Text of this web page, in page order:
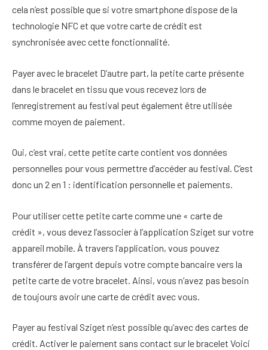
cela n’est possible que si votre smartphone dispose de la
technologie NFC et que votre carte de crédit est
synchronisée avec cette fonctionnalité.
Payer avec le bracelet D’autre part, la petite carte présente
dans le bracelet en tissu que vous recevez lors de
l’enregistrement au festival peut également être utilisée
comme moyen de paiement.
Oui, c’est vrai, cette petite carte contient vos données
personnelles pour vous permettre d’accéder au festival. C’est
donc un 2 en 1 : identification personnelle et paiements.
Pour utiliser cette petite carte comme une « carte de
crédit », vous devez l’associer à l’application Sziget sur votre
appareil mobile. À travers l’application, vous pouvez
transférer de l’argent depuis votre compte bancaire vers la
petite carte de votre bracelet. Ainsi, vous n’avez pas besoin
de toujours avoir une carte de crédit avec vous.
Payer au festival Sziget n’est possible qu’avec des cartes de
crédit. Activer le paiement sans contact sur le bracelet Voici